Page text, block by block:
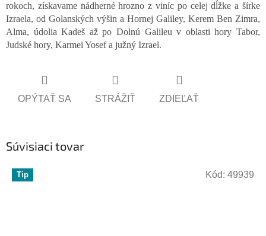
rokoch, získavame nádherné hrozno z viníc po celej dĺžke a šírke
Izraela, od Golanských výšin a Hornej Galiley, Kerem Ben Zimra,
Alma, údolia Kadeš až po Dolnú Galileu v oblasti hory Tabor,
Judské hory, Karmei Yosef a južný Izrael.
OPÝTAŤ SA STRÁŽIŤ ZDIEĽAŤ
Súvisiaci tovar
Tip Kód: 49939